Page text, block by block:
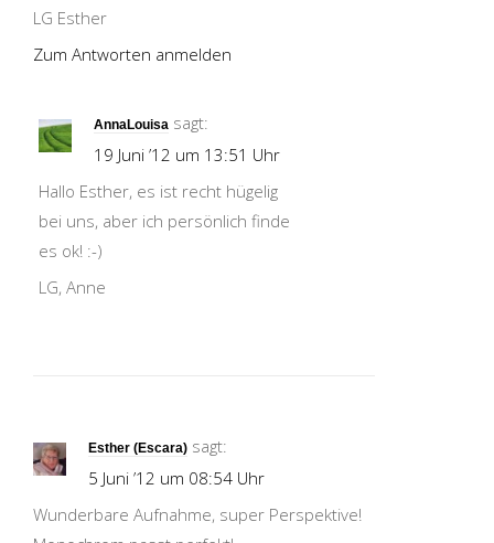
LG Esther
Zum Antworten anmelden
AnnaLouisa sagt:
19 Juni ’12 um 13:51 Uhr
Hallo Esther, es ist recht hügelig
bei uns, aber ich persönlich finde
es ok! :-)
LG, Anne
Esther (Escara) sagt:
5 Juni ’12 um 08:54 Uhr
Wunderbare Aufnahme, super Perspektive!